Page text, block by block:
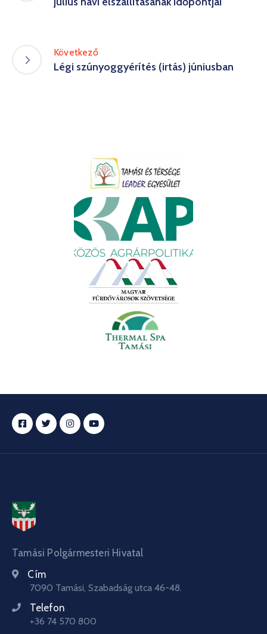
Következő
Légi szúnyoggyérítés (irtás) júniusban
Tamási Polgármesteri Hivatal
Cím
7090 Tamási, Szabadság utca 46-48.
Telefon
+36 74 570 800